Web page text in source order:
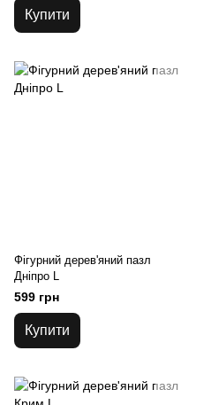
Купити
Фігурний дерев'яний пазл
Дніпро L
599 грн
Купити